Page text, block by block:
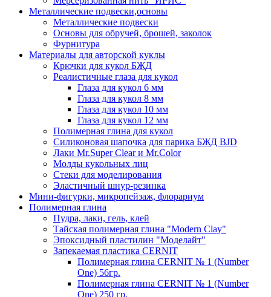
Металлические подвески,основы
Металлические подвески
Основы для обручей, брошей, заколок
Фурнитура
Материалы для авторской куклы
Крючки для кукол БЖД
Реалистичные глаза для кукол
Глаза для кукол 6 мм
Глаза для кукол 8 мм
Глаза для кукол 10 мм
Глаза для кукол 12 мм
Полимерная глина для кукол
Силиконовая шапочка для парика БЖД BJD
Лаки Mr.Super Clear и Mr.Color
Молды кукольных лиц
Стеки для моделирования
Эластичный шнур-резинка
Мини-фигурки, микропейзаж, флорариум
Полимерная глина
Пудра, лаки, гель, клей
Тайская полимерная глина "Modern Clay"
Эпоксидный пластилин "Моделайт"
Запекаемая пластика CERNIT
Полимерная глина CERNIT № 1 (Number
One) 56гр.
Полимерная глина CERNIT № 1 (Number
One) 250 гр.